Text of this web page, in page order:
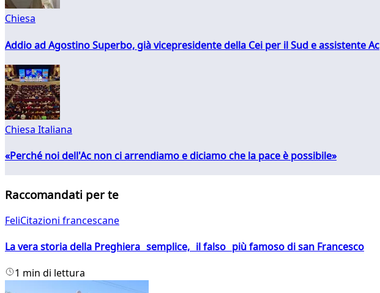
Chiesa
Addio ad Agostino Superbo, già vicepresidente della Cei per il Sud e assistente Ac
Chiesa Italiana
«Perché noi dell'Ac non ci arrendiamo e diciamo che la pace è possibile»
Raccomandati per te
FeliCitazioni francescane
La vera storia della Preghiera semplice, il falso più famoso di san Francesco
1 min di lettura